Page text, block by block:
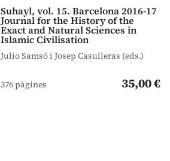
Suhayl, vol. 15. Barcelona 2016-17
Journal for the History of the
Exact and Natural Sciences in
Islamic Civilisation
Julio Samsó i Josep Casulleras (eds.)
376 pàgines 35,00 €